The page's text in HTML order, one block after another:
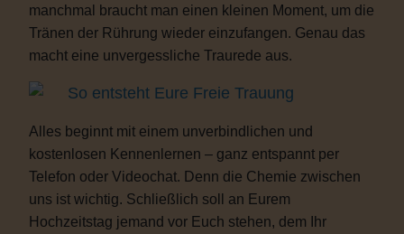
manchmal braucht man einen kleinen Moment, um die
Tränen der Rührung wieder einzufangen. Genau das
macht eine unvergessliche Traurede aus.
So entsteht Eure Freie Trauung
Alles beginnt mit einem unverbindlichen und
kostenlosen Kennenlernen – ganz entspannt per
Telefon oder Videochat. Denn die Chemie zwischen
uns ist wichtig. Schließlich soll an Eurem
Hochzeitstag jemand vor Euch stehen, dem Ihr